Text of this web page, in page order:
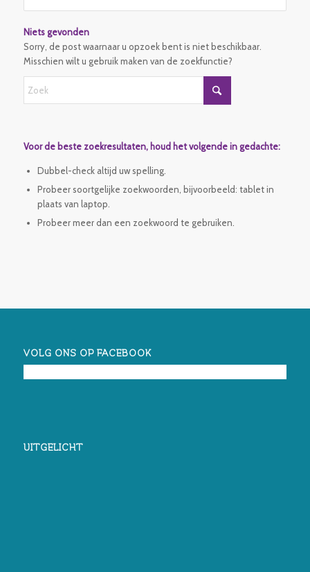
Niets gevonden
Sorry, de post waarnaar u opzoek bent is niet beschikbaar.
Misschien wilt u gebruik maken van de zoekfunctie?
Voor de beste zoekresultaten, houd het volgende in gedachte:
Dubbel-check altijd uw spelling.
Probeer soortgelijke zoekwoorden, bijvoorbeeld: tablet in
plaats van laptop.
Probeer meer dan een zoekwoord te gebruiken.
VOLG ONS OP FACEBOOK
UITGELICHT